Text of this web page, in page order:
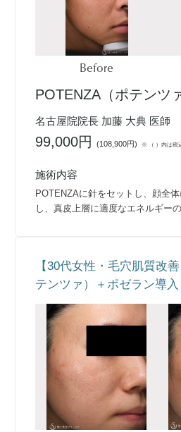
Before
POTENZA（ポテンツ
名古屋院院長 加藤 大典 医師
99,000円(108,900円) ※ （ ）内は税
施術内容
POTENZAに針をセットし、顔全
し、真皮上層に適度なエネルギー
【30代女性・毛穴肌質改
テンツァ）＋ポゼラン導入